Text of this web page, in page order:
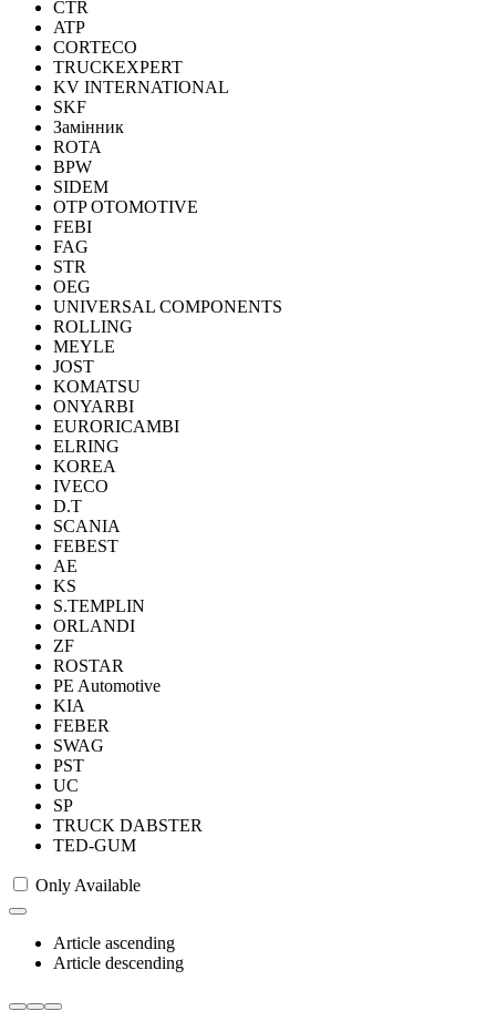
CTR
ATP
CORTECO
TRUCKEXPERT
KV INTERNATIONAL
SKF
Замінник
ROTA
BPW
SIDEM
OTP OTOMOTIVE
FEBI
FAG
STR
OEG
UNIVERSAL COMPONENTS
ROLLING
MEYLE
JOST
KOMATSU
ONYARBI
EURORICAMBI
ELRING
KOREA
IVECO
D.T
SCANIA
FEBEST
AE
KS
S.TEMPLIN
ORLANDI
ZF
ROSTAR
PE Automotive
KIA
FEBER
SWAG
PST
UC
SP
TRUCK DABSTER
TED-GUM
Only Available
Article ascending
Article descending